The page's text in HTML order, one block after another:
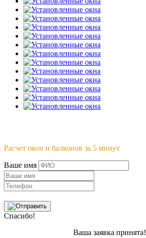
Расчет окон и балконов за 5 минут
Ваше имя
Спасибо!
Ваша заявка принята!